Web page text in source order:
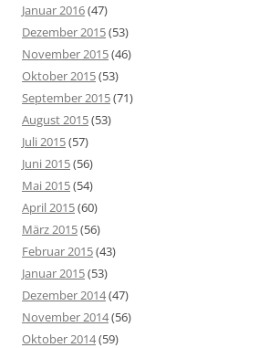
Januar 2016(47)
Dezember 2015(53)
November 2015(46)
Oktober 2015(53)
September 2015(71)
August 2015(53)
Juli 2015(57)
Juni 2015(56)
Mai 2015(54)
April 2015(60)
März 2015(56)
Februar 2015(43)
Januar 2015(53)
Dezember 2014(47)
November 2014(56)
Oktober 2014(59)